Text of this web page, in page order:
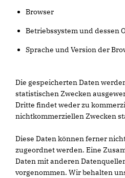
Browser
Betriebssystem und dessen
Sprache und Version der
Die gespeicherten Daten
statistischen Zwecken
Dritte findet weder zu
nichtkommerziellen Zwecken
Diese Daten können ferner
zugeordnet werden. Eine
Daten mit anderen
vorgenommen. Wir behalten